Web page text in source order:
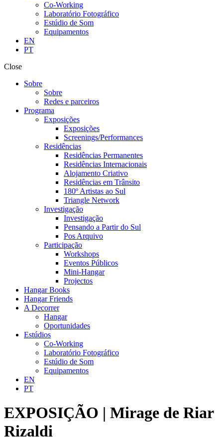
Co-Working
Laboratório Fotográfico
Estúdio de Som
Equipamentos
EN
PT
Close
Sobre
Sobre
Redes e parceiros
Programa
Exposições
Exposições
Screenings/Performances
Residências
Residências Permanentes
Residências Internacionais
Alojamento Criativo
Residências em Trânsito
180º Artistas ao Sul
Triangle Network
Investigação
Investigação
Pensando a Partir do Sul
Pos Arquivo
Participação
Workshops
Eventos Públicos
Mini-Hangar
Projectos
Hangar Books
Hangar Friends
A Decorrer
Hangar
Oportunidades
Estúdios
Co-Working
Laboratório Fotográfico
Estúdio de Som
Equipamentos
EN
PT
EXPOSIÇÃO | Mirage de Riar
Rizaldi